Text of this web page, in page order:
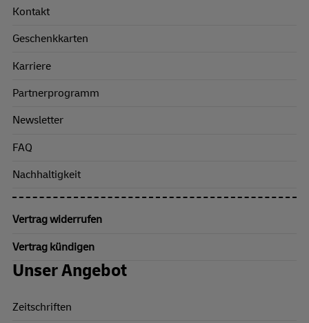
Kontakt
Geschenkkarten
Karriere
Partnerprogramm
Newsletter
FAQ
Nachhaltigkeit
Vertrag widerrufen
Vertrag kündigen
Unser Angebot
Zeitschriften